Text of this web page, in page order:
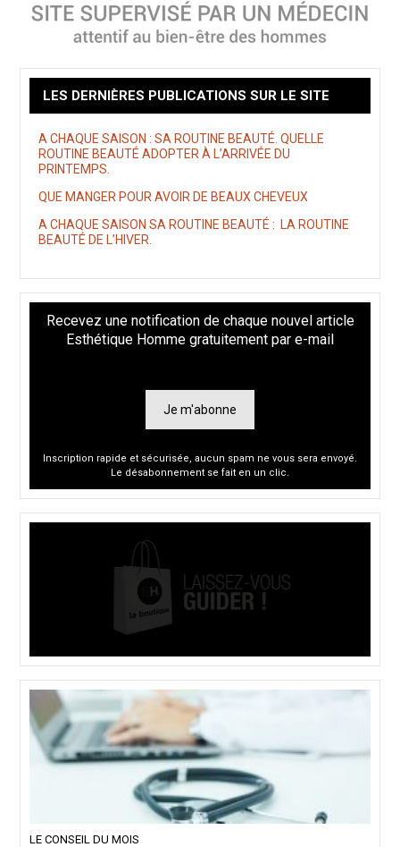
LES DERNIÈRES PUBLICATIONS SUR LE SITE
A CHAQUE SAISON : SA ROUTINE BEAUTÉ. QUELLE
ROUTINE BEAUTÉ ADOPTER À L’ARRIVÉE DU
PRINTEMPS.
QUE MANGER POUR AVOIR DE BEAUX CHEVEUX
A CHAQUE SAISON SA ROUTINE BEAUTÉ : LA ROUTINE
BEAUTÉ DE L’HIVER.
Recevez une notification de chaque nouvel article
Esthétique Homme gratuitement par e-mail
Je m'abonne
Inscription rapide et sécurisée, aucun spam ne vous sera envoyé.
Le désabonnement se fait en un clic.
LE CONSEIL DU MOIS